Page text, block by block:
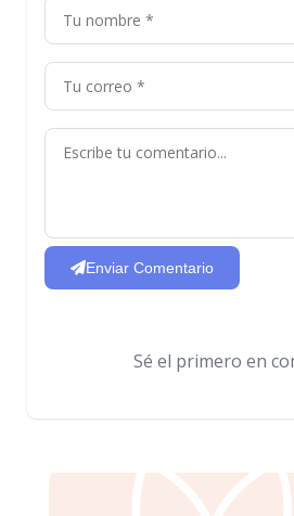
Enviar Comentario
Sé el primero en